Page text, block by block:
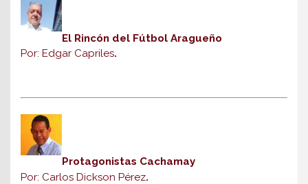
El Rincón del Fútbol Aragueño
Por: Edgar Capriles.
Protagonistas Cachamay
Por: Carlos Dickson Pérez.